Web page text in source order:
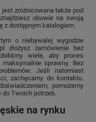
zróżnicowana także pod
obuwie na swoją
z dostępnym katalogiem.
o niebywałej wygodzie
złożysz zamówienie bez
wiele, aby proces
sprawny. Bez
Jeśli natomiast
zachęcamy do kontaktu.
pomożemy
do Twoich potrzeb.
na rynku